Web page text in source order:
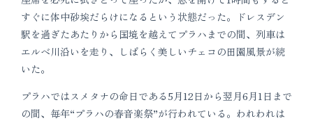
すぐに体中砂埃だらけになるという状態だった。ドレスデン
駅を過ぎたあたりから国境を越えてプラハまでの間、列車は
エルベ川沿いを走り、しばらく美しいチェコの田園風景が続
いた。
プラハではスメタナの命日である5月12日から翌月6月1日まで
の間、毎年“プラハの春音楽祭”が行われている。われわれは